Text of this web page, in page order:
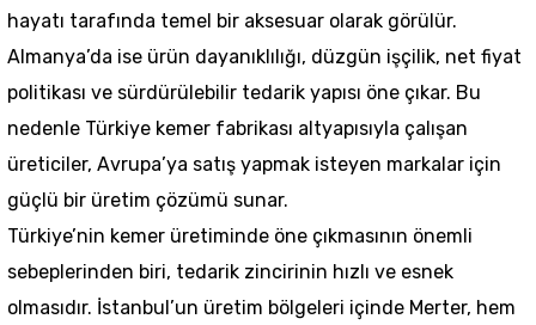
hayatı tarafında temel bir aksesuar olarak görülür.
Almanya’da ise ürün dayanıklılığı, düzgün işçilik, net fiyat
politikası ve sürdürülebilir tedarik yapısı öne çıkar. Bu
nedenle Türkiye kemer fabrikası altyapısıyla çalışan
üreticiler, Avrupa’ya satış yapmak isteyen markalar için
güçlü bir üretim çözümü sunar.
Türkiye’nin kemer üretiminde öne çıkmasının önemli
sebeplerinden biri, tedarik zincirinin hızlı ve esnek
olmasıdır. İstanbul’un üretim bölgeleri içinde Merter, hem